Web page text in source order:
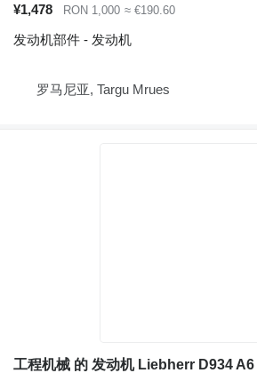
¥1,478 RON 1,000 ≈ €190.60
发动机部件 - 发动机
罗马尼亚, Targu Mrues
工程机械 的 发动机 Liebherr D934 A6